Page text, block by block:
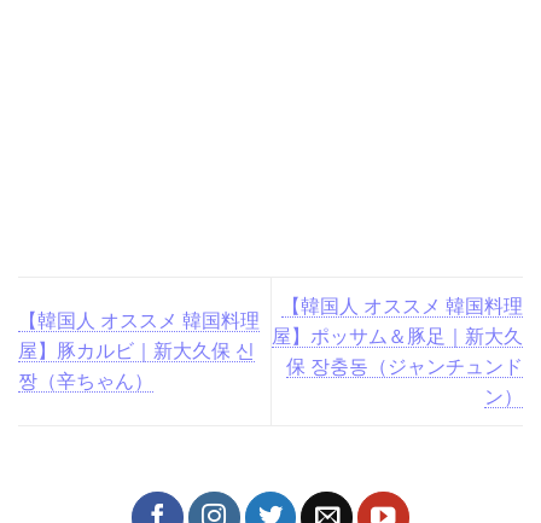
【韓国人 オススメ 韓国料理
屋】豚カルビ｜新大久保 신
짱（辛ちゃん）
【韓国人 オススメ 韓国料理
屋】ポッサム＆豚足｜新大久
保 장충동（ジャンチュンド
ン）